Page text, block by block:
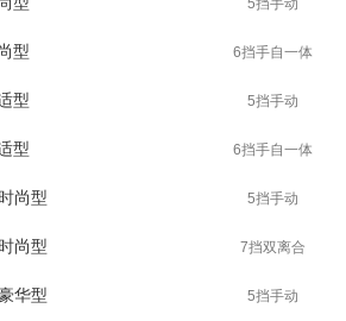
5挡手动
型 6挡手自一体
型 5挡手动
型 6挡手自一体
尚型 5挡手动
尚型 7挡双离合
华型 5挡手动